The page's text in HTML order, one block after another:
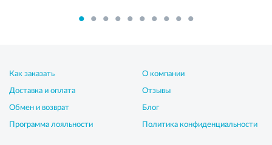
Как заказать
Доставка и оплата
Обмен и возврат
Программа лояльности
О компании
Отзывы
Блог
Политика конфиденциальности